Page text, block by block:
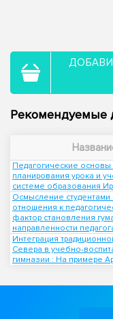
Рекомендуемые
Педагогические основы
планирования урока и
системе образования
Осмысление студентами
отношения к
фактор становления
направленности
Интеграция
Севера в учебно-
гимназии : На примере